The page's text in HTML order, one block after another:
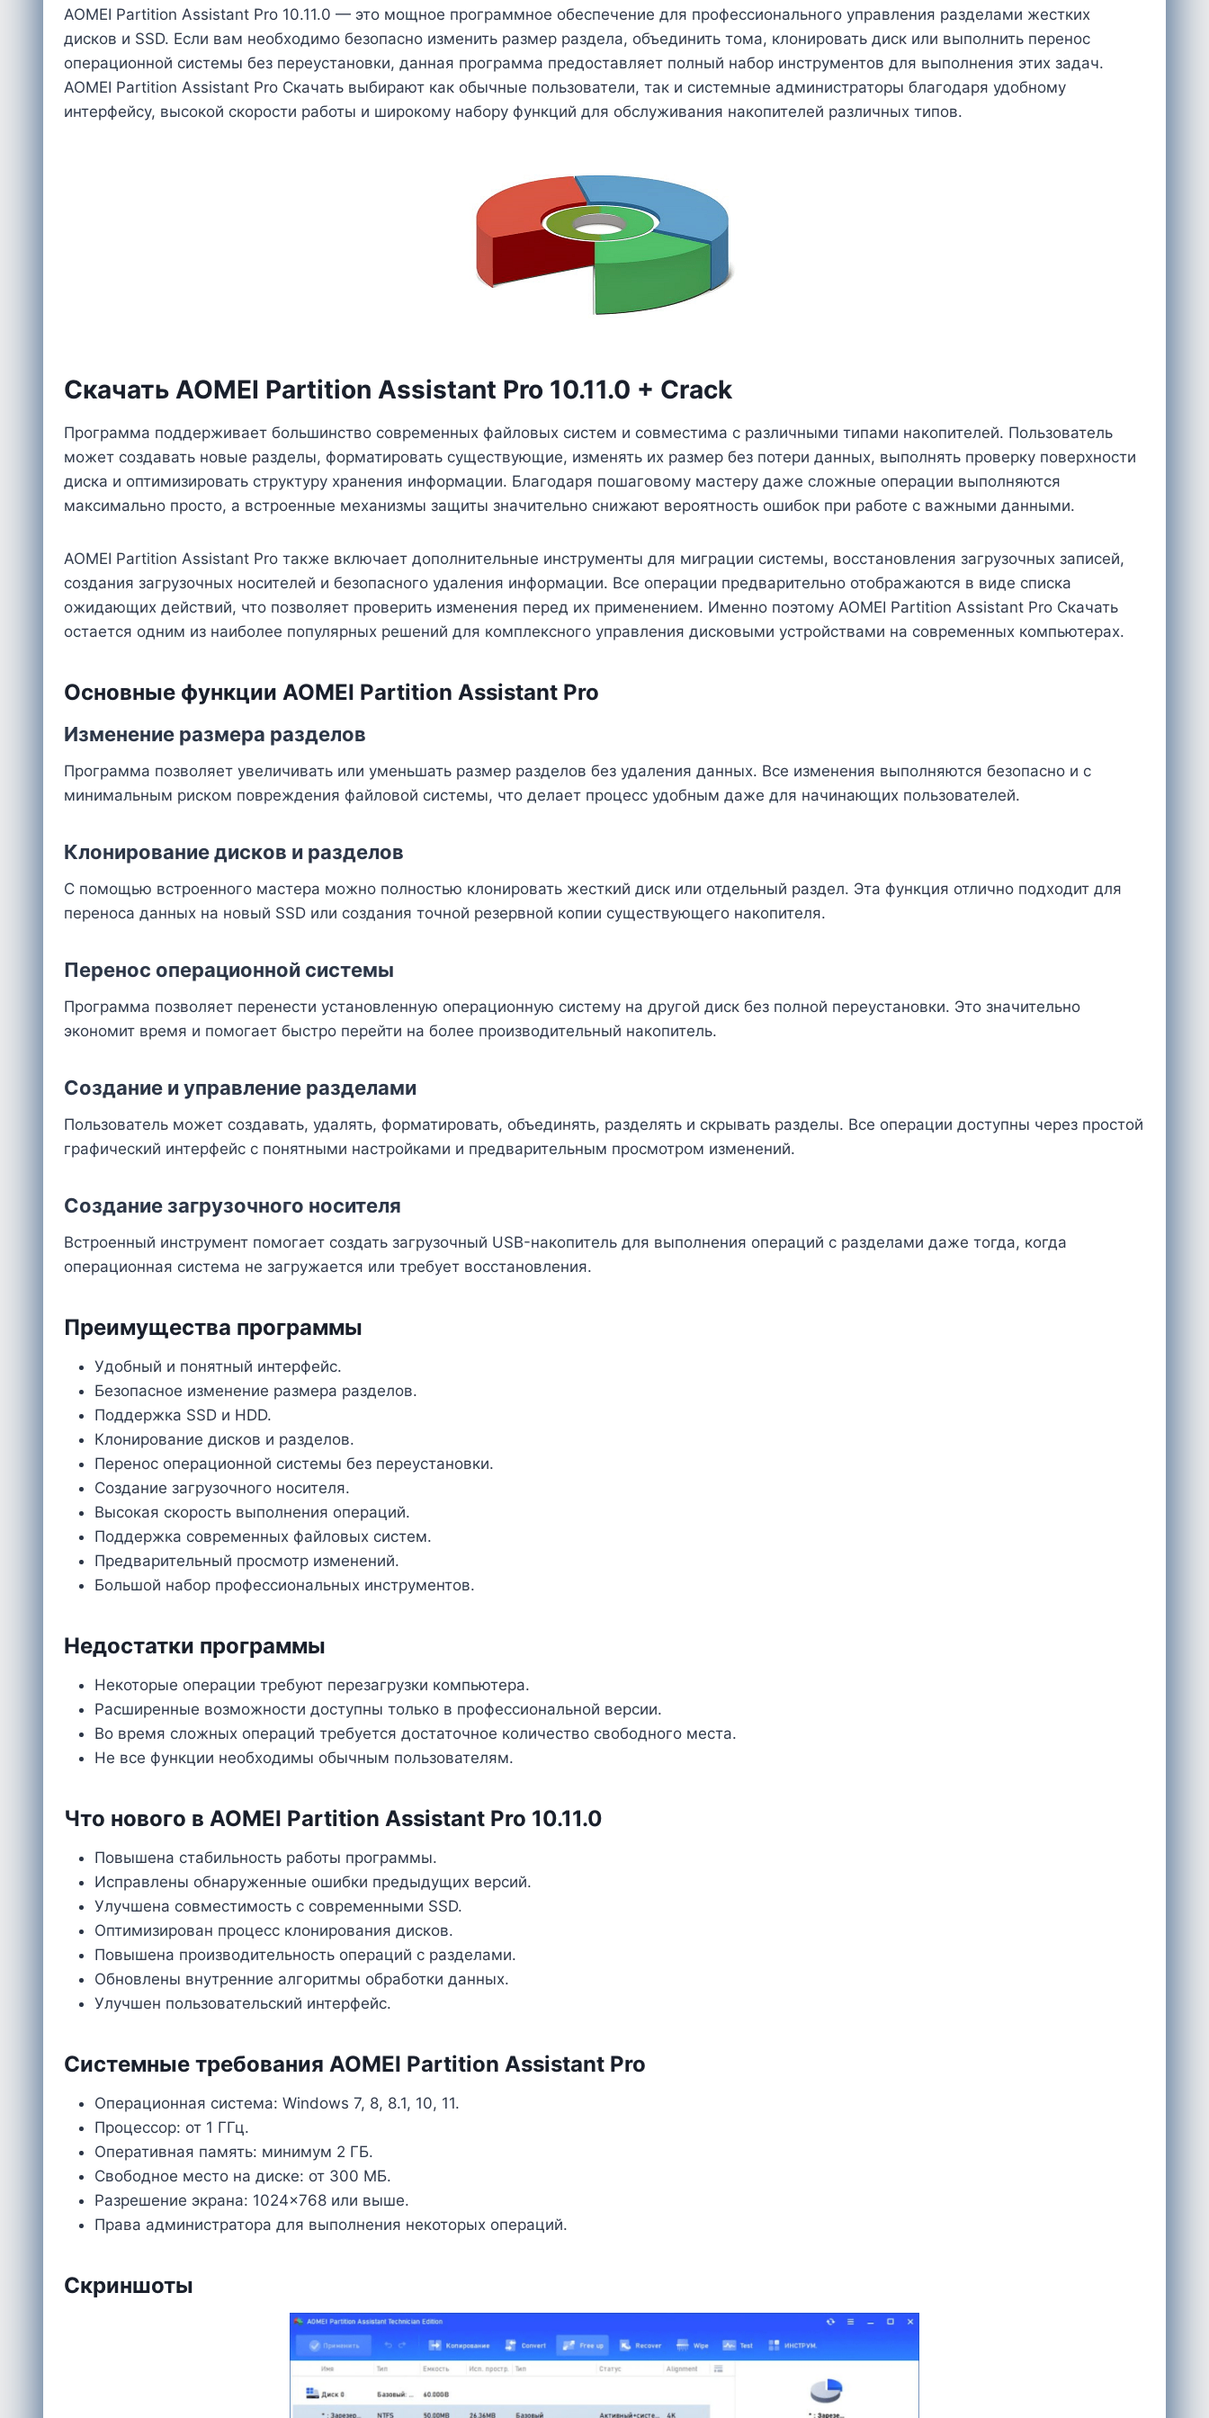
AOMEI Partition Assistant Pro 10.11.0 — это мощное программное обеспечение для профессионального управления разделами жестких
дисков и SSD. Если вам необходимо безопасно изменить размер раздела, объединить тома, клонировать диск или выполнить перенос
операционной системы без переустановки, данная программа предоставляет полный набор инструментов для выполнения этих задач.
AOMEI Partition Assistant Pro Скачать выбирают как обычные пользователи, так и системные администраторы благодаря удобному
интерфейсу, высокой скорости работы и широкому набору функций для обслуживания накопителей различных типов.
Cкачать AOMEI Partition Assistant Pro 10.11.0 + Crack
Программа поддерживает большинство современных файловых систем и совместима с различными типами накопителей. Пользователь
может создавать новые разделы, форматировать существующие, изменять их размер без потери данных, выполнять проверку поверхности
диска и оптимизировать структуру хранения информации. Благодаря пошаговому мастеру даже сложные операции выполняются
максимально просто, а встроенные механизмы защиты значительно снижают вероятность ошибок при работе с важными данными.
AOMEI Partition Assistant Pro также включает дополнительные инструменты для миграции системы, восстановления загрузочных записей,
создания загрузочных носителей и безопасного удаления информации. Все операции предварительно отображаются в виде списка
ожидающих действий, что позволяет проверить изменения перед их применением. Именно поэтому AOMEI Partition Assistant Pro Скачать
остается одним из наиболее популярных решений для комплексного управления дисковыми устройствами на современных компьютерах.
Основные функции AOMEI Partition Assistant Pro
Изменение размера разделов
Программа позволяет увеличивать или уменьшать размер разделов без удаления данных. Все изменения выполняются безопасно и с
минимальным риском повреждения файловой системы, что делает процесс удобным даже для начинающих пользователей.
Клонирование дисков и разделов
С помощью встроенного мастера можно полностью клонировать жесткий диск или отдельный раздел. Эта функция отлично подходит для
переноса данных на новый SSD или создания точной резервной копии существующего накопителя.
Перенос операционной системы
Программа позволяет перенести установленную операционную систему на другой диск без полной переустановки. Это значительно
экономит время и помогает быстро перейти на более производительный накопитель.
Создание и управление разделами
Пользователь может создавать, удалять, форматировать, объединять, разделять и скрывать разделы. Все операции доступны через простой
графический интерфейс с понятными настройками и предварительным просмотром изменений.
Создание загрузочного носителя
Встроенный инструмент помогает создать загрузочный USB-накопитель для выполнения операций с разделами даже тогда, когда
операционная система не загружается или требует восстановления.
Преимущества программы
Удобный и понятный интерфейс.
Безопасное изменение размера разделов.
Поддержка SSD и HDD.
Клонирование дисков и разделов.
Перенос операционной системы без переустановки.
Создание загрузочного носителя.
Высокая скорость выполнения операций.
Поддержка современных файловых систем.
Предварительный просмотр изменений.
Большой набор профессиональных инструментов.
Недостатки программы
Некоторые операции требуют перезагрузки компьютера.
Расширенные возможности доступны только в профессиональной версии.
Во время сложных операций требуется достаточное количество свободного места.
Не все функции необходимы обычным пользователям.
Что нового в AOMEI Partition Assistant Pro 10.11.0
Повышена стабильность работы программы.
Исправлены обнаруженные ошибки предыдущих версий.
Улучшена совместимость с современными SSD.
Оптимизирован процесс клонирования дисков.
Повышена производительность операций с разделами.
Обновлены внутренние алгоритмы обработки данных.
Улучшен пользовательский интерфейс.
Системные требования AOMEI Partition Assistant Pro
Операционная система: Windows 7, 8, 8.1, 10, 11.
Процессор: от 1 ГГц.
Оперативная память: минимум 2 ГБ.
Свободное место на диске: от 300 МБ.
Разрешение экрана: 1024×768 или выше.
Права администратора для выполнения некоторых операций.
Скриншоты